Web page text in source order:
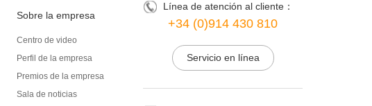
Sobre la empresa
Centro de video
Perfil de la empresa
Premios de la empresa
Sala de noticias
Línea de atención al cliente：
+34 (0)914 430 810
Servicio en línea